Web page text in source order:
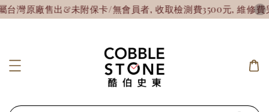
灣原廠售出&未附保卡/無會員者, 收取檢測費3500元, 維修費